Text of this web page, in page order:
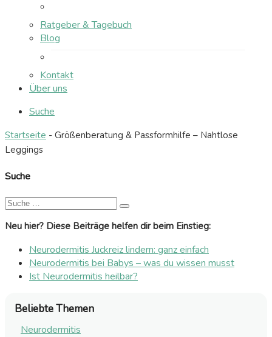
Ratgeber & Tagebuch
Blog
Kontakt
Über uns
Suche
Startseite - Größenberatung & Passformhilfe – Nahtlose
Leggings
Suche
Neu hier? Diese Beiträge helfen dir beim Einstieg:
Neurodermitis Juckreiz lindern: ganz einfach
Neurodermitis bei Babys – was du wissen musst
Ist Neurodermitis heilbar?
Beliebte Themen
Neurodermitis